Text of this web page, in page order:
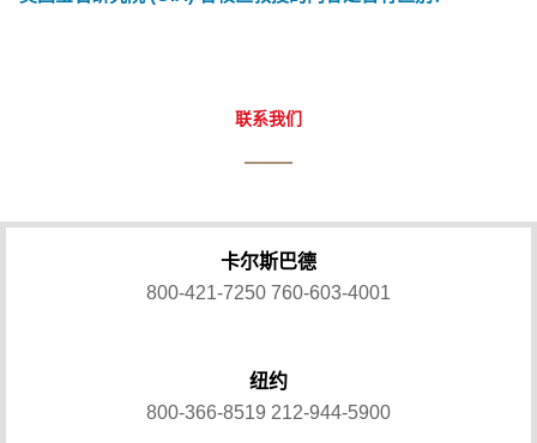
联系我们
卡尔斯巴德
800-421-7250 760-603-4001
纽约
800-366-8519 212-944-5900